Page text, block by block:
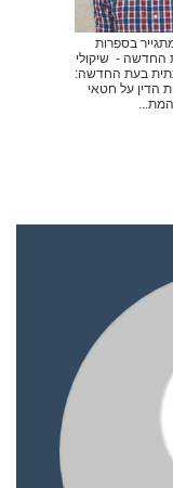
בספרות
החדשה - שיקולי
בעת החדשה:
הדין על חטאי
המת...